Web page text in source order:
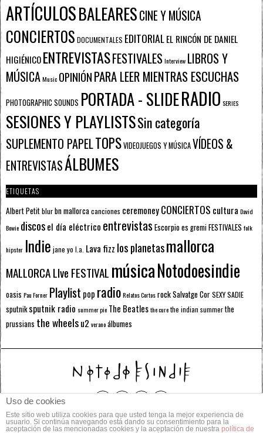
ARTÍCULOSBALEARESCINE Y MÚSICA
CONCIERTOS DOCUMENTALES EDITORIALEL RINCÓN DE DANIEL
HIGIÉNICOENTREVISTASFESTIVALESInterview LIBROS Y
MÚSICAMusic OPINIÓNPARA LEER MIENTRAS ESCUCHAS
PHOTOGRAPHIC SOUNDS PORTADA - SLIDERADIO SERIES
SESIONES Y PLAYLISTSSin categoría
SUPLEMENTO PAPELTOPSVIDEOJUEGOS Y MÚSICAVÍDEOS &
ENTREVISTASÁLBUMES
ETIQUETAS
Albert Petitblurbn mallorcacanciones ceremoneyCONCIERTOS cultura David
Bowie discosel día eléctrico entrevistas Escorpioes gremiFESTIVALES folk
hipster Indie jane yo l.a. Lava fizz los planetasmallorca
MALLORCA LIve FESTIVAL músicaNotodoesindie
oasis Pau Forner Playlist pop radioRelatos CortosrockSalvatge CorSEXY SADIE
sputnik sputnik radio summer pie The Beatlesthe curethe indian summerthe
prussians the wheelsu2 veranoálbumes
© 2014 Todos los derechos reservados.
Uso de cookies
Este sitio web utiliza cookies para que usted tenga la mejor experiencia de
usuario. Si continúa navegando está dando su consentimiento para la
aceptación de las mencionadas cookies y la aceptación de nuestra política de